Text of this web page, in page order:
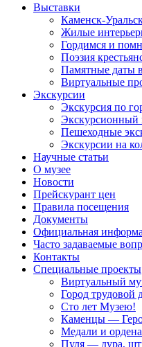
Выставки
Каменск-
Жилые
Гордимся и
Поэзия
Памятные даты
Виртуальные
Экскурсии
Экскурсия по
Экскурсионный
Пешеходные
Экскурсии на
Научные статьи
О музее
Новости
Прейскурант цен
Правила посещения
Документы
Официальная
Часто задаваемые
Контакты
Специальные проекты
Виртуальный
Город трудовой
Сто лет Музею!
Каменцы —
Медали и
Пуля — дура,